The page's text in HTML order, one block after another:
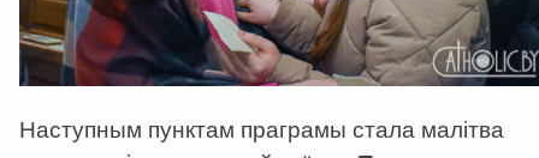
Наступным пунктам праграмы стала малітва